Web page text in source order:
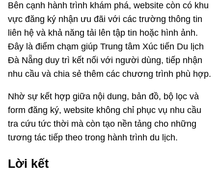
Bên cạnh hành trình khám phá, website còn có khu
vực đăng ký nhận ưu đãi với các trường thông tin
liên hệ và khả năng tải lên tập tin hoặc hình ảnh.
Đây là điểm chạm giúp Trung tâm Xúc tiến Du lịch
Đà Nẵng duy trì kết nối với người dùng, tiếp nhận
nhu cầu và chia sẻ thêm các chương trình phù hợp.
Nhờ sự kết hợp giữa nội dung, bản đồ, bộ lọc và
form đăng ký, website không chỉ phục vụ nhu cầu
tra cứu tức thời mà còn tạo nền tảng cho những
tương tác tiếp theo trong hành trình du lịch.
Lời kết